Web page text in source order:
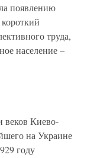
появлению
труда,
население –
веков Киево-
на Украине
году